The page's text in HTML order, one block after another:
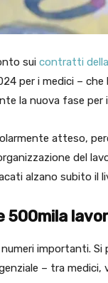
sui contratti
per i medici –
la nuova fase
atteso,
del
alzano subito il
500mila
importanti.
– tra